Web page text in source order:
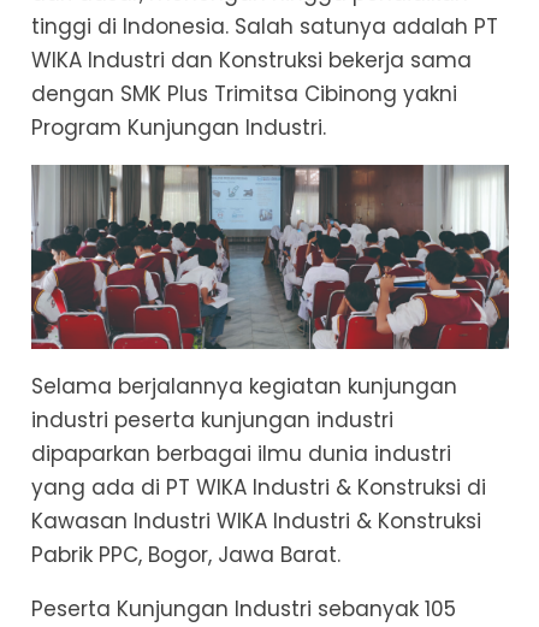
tinggi di Indonesia. Salah satunya adalah PT
WIKA Industri dan Konstruksi bekerja sama
dengan SMK Plus Trimitsa Cibinong yakni
Program Kunjungan Industri.
Selama berjalannya kegiatan kunjungan
industri peserta kunjungan industri
dipaparkan berbagai ilmu dunia industri
yang ada di PT WIKA Industri & Konstruksi di
Kawasan Industri WIKA Industri & Konstruksi
Pabrik PPC, Bogor, Jawa Barat.
Peserta Kunjungan Industri sebanyak 105